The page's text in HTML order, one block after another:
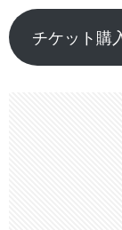
チケット購